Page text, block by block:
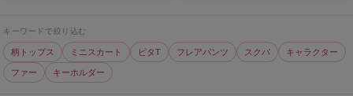
キーワードで絞り込む
柄トップス ミニスカート ピタT フレアパンツ スクバ キャラクター
ファー キーホルダー